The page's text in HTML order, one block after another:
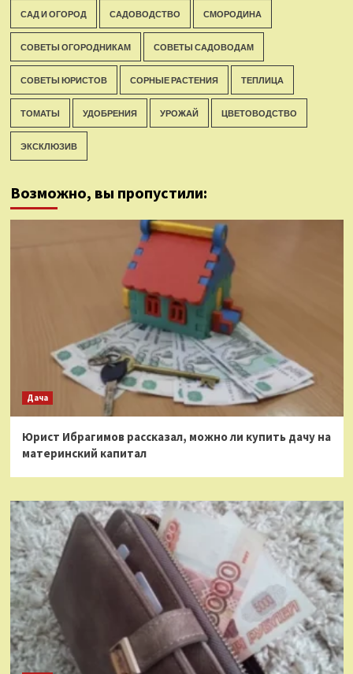
САД И ОГОРОД САДОВОДСТВО СМОРОДИНА
СОВЕТЫ ОГОРОДНИКАМ СОВЕТЫ САДОВОДАМ
СОВЕТЫ ЮРИСТОВ СОРНЫЕ РАСТЕНИЯ ТЕПЛИЦА
ТОМАТЫ УДОБРЕНИЯ УРОЖАЙ ЦВЕТОВОДСТВО
ЭКСКЛЮЗИВ
Возможно, вы пропустили:
Дача
Юрист Ибрагимов рассказал, можно ли купить дачу на
материнский капитал